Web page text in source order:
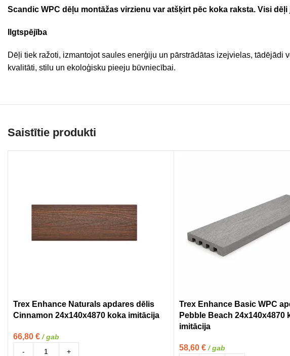
Scandic WPC dēļu montāžas virzienu var atšķirt pēc koka raksta. Visi
Ilgtspējība
Dēļi tiek ražoti, izmantojot saules enerģiju un pārstrādātas izejvielas,
kvalitāti, stilu un ekoloģisku pieeju būvniecībai.
Saistītie produkti
Trex Enhance Naturals apdares dēlis
Cinnamon 24x140x4870 koka imitācija
66,80 € / gab
-
+
Trex Enhance Basic WPC
Pebble Beach 24x140x4870
imitācija
58,60 € / gab